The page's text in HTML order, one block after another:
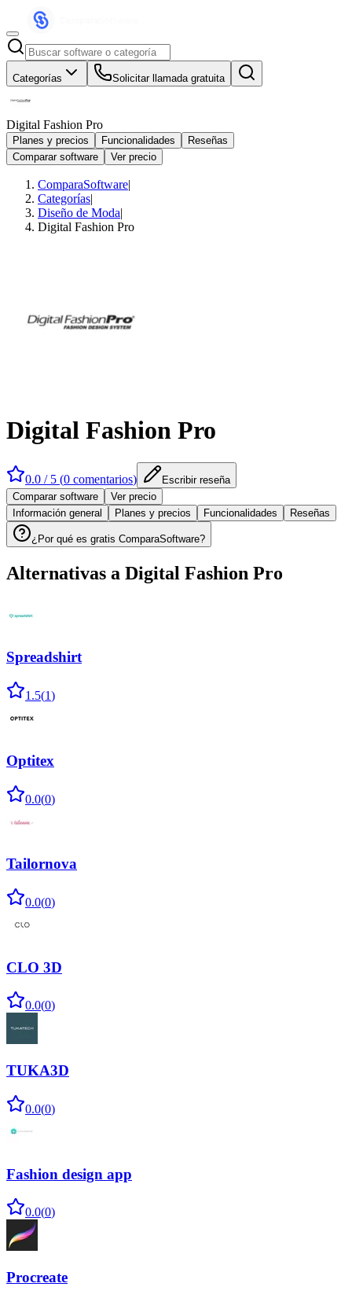
Categorías Solicitar llamada gratuita
Digital Fashion Pro
Planes y precios Funcionalidades
Reseñas
Comparar software
Ver precio
ComparaSoftware|
Categorías|
Diseño de Moda|
Digital Fashion Pro
Digital Fashion Pro
0.0 / 5 (0 comentarios)
Escribir reseña
Comparar software
Ver precio
Información general
Planes y precios Funcionalidades Reseñas
¿Por qué es gratis ComparaSoftware?
Alternativas a Digital Fashion Pro
Spreadshirt
1.5(1)
Optitex
0.0(0)
Tailornova
0.0(0)
CLO 3D
0.0(0)
TUKA3D
0.0(0)
Fashion design app
0.0(0)
Procreate